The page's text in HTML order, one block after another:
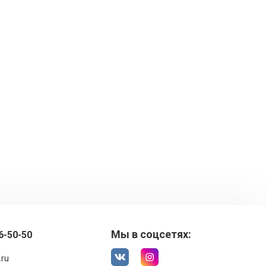
50-50 Мы в соцсетях: